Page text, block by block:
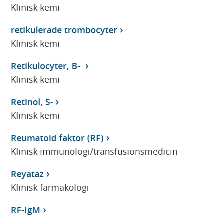
Klinisk kemi
retikulerade trombocyter
Klinisk kemi
Retikulocyter, B-
Klinisk kemi
Retinol, S-
Klinisk kemi
Reumatoid faktor (RF)
Klinisk immunologi/transfusionsmedicin
Reyataz
Klinisk farmakologi
RF-IgM